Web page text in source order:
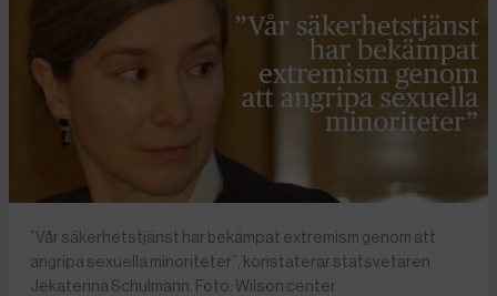
”Vår säkerhetstjänst har bekämpat extremism genom att
angripa sexuella minoriteter”, konstaterar statsvetaren
Jekaterina Schulmann. Foto: Wilson center